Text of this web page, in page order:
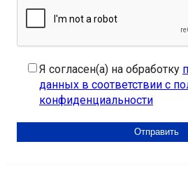
Я согласен(а) на обработку
данных в соответствии с
конфиденциальности